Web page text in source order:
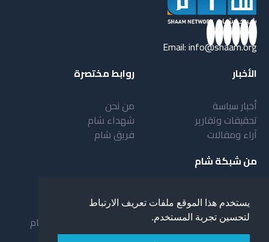
يستخدم هذا الموقع ملفات تعريف الارتباط
لتحسين تجربة المستخدم.
Email:info@shaam.org
الأخبار
أخبار سياسة
تحقيقات وتقارير
آراء ومقالات
روابط مختصرة
من نحن
شهداء شام
فريق شام
من شبكة شام
خدمات شبكة شام
المستفيدون من الشبكة
لمحة عن شبكة شبام
مقدمة عن شبكة شام
نظام العمل في شبكة شام